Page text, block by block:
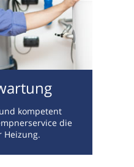
kompetent
die
Heizung.